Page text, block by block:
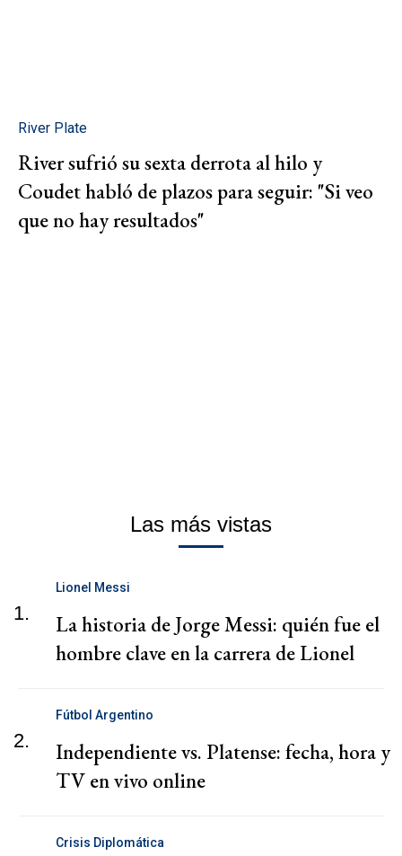
River Plate
River sufrió su sexta derrota al hilo y
Coudet habló de plazos para seguir: "Si veo
que no hay resultados"
Las más vistas
1.
Lionel Messi
La historia de Jorge Messi: quién fue el
hombre clave en la carrera de Lionel
2.
Fútbol Argentino
Independiente vs. Platense: fecha, hora y
TV en vivo online
Crisis Diplomática